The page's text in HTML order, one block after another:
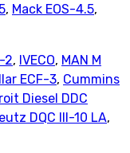
, Mack EOS-4.5,
2, IVECO, MAN M
ECF-3, Cummins
Diesel DDC
DQC III-10 LA,